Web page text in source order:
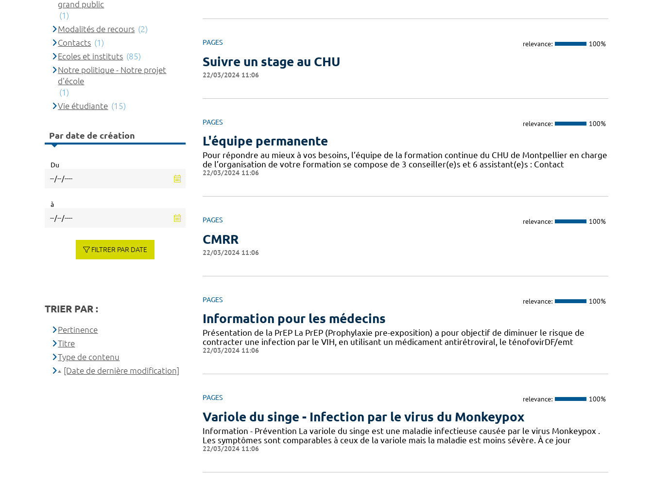
PAGES relevance: 100%
Suivre un stage au CHU
22/03/2024 11:06
PAGES relevance: 100%
L'équipe permanente
Pour répondre au mieux à vos besoins, l’équipe de la formation continue du CHU de Montpellier en charge
de l’organisation de votre formation se compose de 3 conseiller(e)s et 6 assistant(e)s : Contact
22/03/2024 11:06
PAGES relevance: 100%
CMRR
22/03/2024 11:06
PAGES relevance: 100%
Information pour les médecins
Présentation de la PrEP La PrEP (Prophylaxie pre-exposition) a pour objectif de diminuer le risque de
contracter une infection par le VIH, en utilisant un médicament antirétroviral, le ténofovirDF/emt
22/03/2024 11:06
PAGES relevance: 100%
Variole du singe - Infection par le virus du Monkeypox
Information - Prévention La variole du singe est une maladie infectieuse causée par le virus Monkeypox .
Les symptômes sont comparables à ceux de la variole mais la maladie est moins sévère. À ce jour
22/03/2024 11:06
grand public
(1)
Modalités de recours (2)
Contacts (1)
Ecoles et instituts (85)
Notre politique - Notre projet
d'école
(1)
Vie étudiante (15)
Par date de création
Du
à
FILTRER PAR DATE
TRIER PAR :
Pertinence
Titre
Type de contenu
[Date de dernière modification]